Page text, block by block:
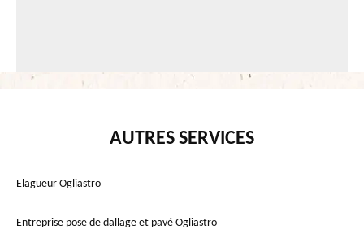
AUTRES SERVICES
Elagueur Ogliastro
Entreprise pose de dallage et pavé Ogliastro